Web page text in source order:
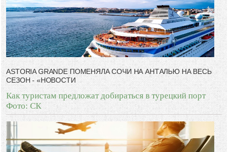
ASTORIA GRANDE ПОМЕНЯЛА СОЧИ НА АНТАЛЬЮ НА ВЕСЬ
СЕЗОН - «НОВОСТИ
Как туристам предложат добираться в турецкий порт
Фото: СК